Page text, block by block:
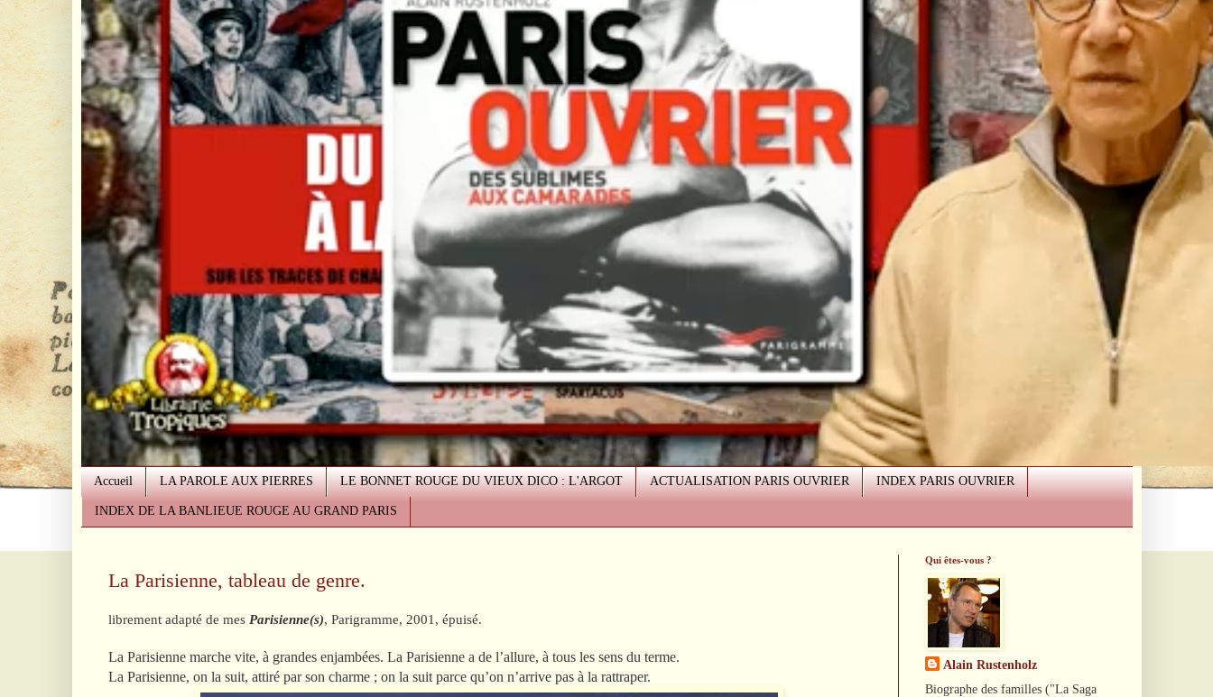
Accueil LA PAROLE AUX PIERRES LE BONNET ROUGE DU VIEUX DICO : L'ARGOT ACTUALISATION PARIS OUVRIER INDEX PARIS OUVRIER
INDEX DE LA BANLIEUE ROUGE AU GRAND PARIS
La Parisienne, tableau de genre.
librement adapté de mes Parisienne(s), Parigramme, 2001, épuisé.
La Parisienne marche vite, à grandes enjambées. La Parisienne a de l’allure, à tous les sens du terme.
La Parisienne, on la suit, attiré par son charme ; on la suit parce qu’on n’arrive pas à la rattraper.
Qui êtes-vous ?
Alain Rustenholz
Biographe des familles ("La Saga